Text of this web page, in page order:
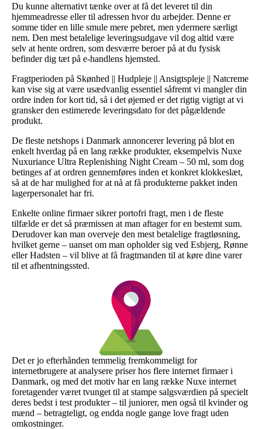
Du kunne alternativt tænke over at få det leveret til din
hjemmeadresse eller til adressen hvor du arbejder. Denne er
somme tider en lille smule mere pebret, men ydermere særligt
nem. Den mest betalelige leveringsudgave vil dog altid være
selv at hente ordren, som desværre beroer på at du fysisk
befinder dig tæt på e-handlens hjemsted.
Fragtperioden på Skønhed || Hudpleje || Ansigtspleje || Natcreme
kan vise sig at være usædvanlig essentiel såfremt vi mangler din
ordre inden for kort tid, så i det øjemed er det rigtig vigtigt at vi
gransker den estimerede leveringsdato for det pågældende
produkt.
De fleste netshops i Danmark annoncerer levering på blot en
enkelt hverdag på en lang række produkter, eksempelvis Nuxe
Nuxuriance Ultra Replenishing Night Cream – 50 ml, som dog
betinges af at ordren gennemføres inden et konkret klokkeslæt,
så at de har mulighed for at nå at få produkterne pakket inden
lagerpersonalet har fri.
Enkelte online firmaer sikrer portofri fragt, men i de fleste
tilfælde er det så præmissen at man aftager for en bestemt sum.
Derudover kan man overveje den mest betalelige fragtløsning,
hvilket gerne – uanset om man opholder sig ved Esbjerg, Rønne
eller Hadsten – vil blive at få fragtmanden til at køre dine varer
til et afhentningssted.
Det er jo efterhånden temmelig fremkommeligt for
internetbrugere at analysere priser hos flere internet firmaer i
Danmark, og med det motiv har en lang række Nuxe internet
foretagender været tvunget til at stampe salgsværdien på specielt
deres bedst i test produkter – til juniorer, men også til kvinder og
mænd – betragteligt, og endda nogle gange love fragt uden
omkostninger.